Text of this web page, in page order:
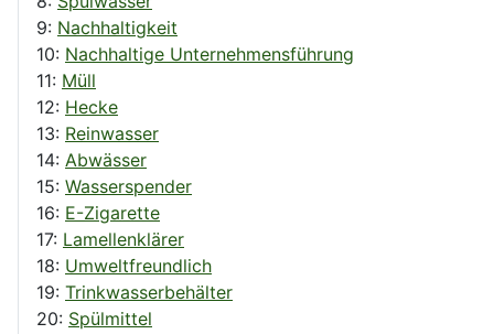
9: Nachhaltigkeit
10: Nachhaltige Unternehmensführung
11: Müll
12: Hecke
13: Reinwasser
14: Abwässer
15: Wasserspender
16: E-Zigarette
17: Lamellenklärer
18: Umweltfreundlich
19: Trinkwasserbehälter
20: Spülmittel